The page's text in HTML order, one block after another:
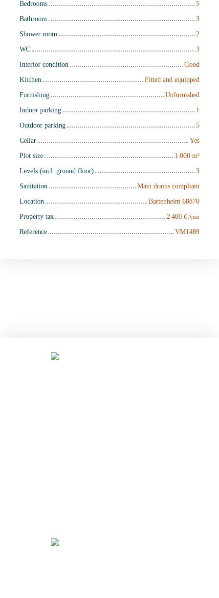
Bedrooms
5
Bathroom
3
Shower room
2
WC
3
Interior condition
Good
Kitchen
Fitted and equipped
Furnishing
Unfurnished
Indoor parking
1
Outdoor parking
5
Cellar
Yes
Plot size
1 000 m²
Levels (incl. ground floor)
3
Sanitation
Main drains compliant
Location
Bartenheim 68870
Property tax
2 400 € /year
Reference VM1489